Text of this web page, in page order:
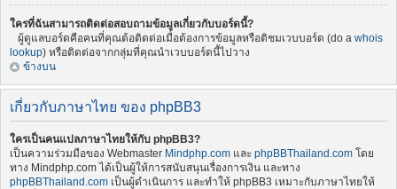
ใครที่ฉันสามารถติดต่อสอบถามข้อมูลเกี่ยวกับบอร์ดนี้?
ผู้ดูแลบอร์ดคือคนที่คุณต้อติดต่อเมื่อต้องการข้อมูลหรือติชมเวบบอร์ด (do a whois
lookup) หรือติดต่อจากกลุ่มที่คุณนำเวบบอร์ดนี้ไปวาง
ข้างบน
เกี่ยวกับภาษาไทย ของ phpBB3
ใครเป็นคนแปลภาษาไทยให้กับ phpBB3?
เป็นความร่วมมือของ Webmaster Mindphp.com และ phpBBThailand.com โดย
ทาง Mindphp.com ได้เป็นผู้ให้การสนับสนุนเรื่องการเงิน และทาง
phpBBThailand.com เป็นผู้ดำเนินการ และทำให้ phpBB3 เหมาะกับภาษาไทยให้